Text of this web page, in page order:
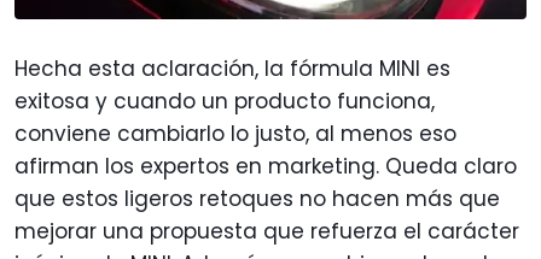
Hecha esta aclaración, la fórmula MINI es
exitosa y cuando un producto funciona,
conviene cambiarlo lo justo, al menos eso
afirman los expertos en marketing. Queda claro
que estos ligeros retoques no hacen más que
mejorar una propuesta que refuerza el carácter